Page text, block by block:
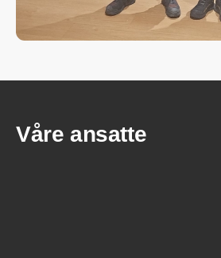
Våre ansatte